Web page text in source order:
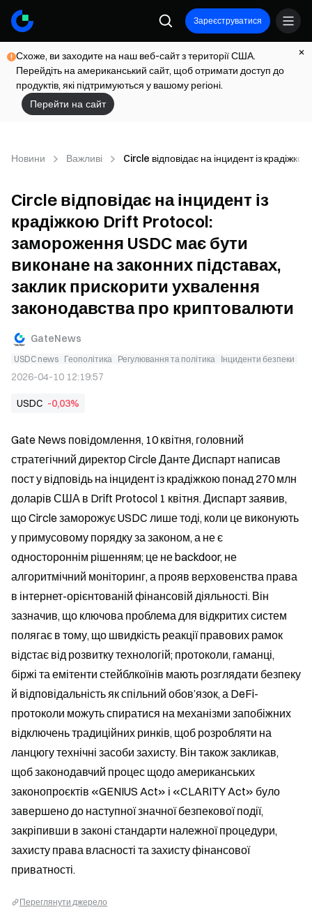
Зареєструватися
Схоже, ви заходите на наш веб-сайт з території США.
Перейдіть на американський сайт, щоб отримати доступ до
продуктів, які підтримуються у вашому регіоні.
Перейти на сайт
Новини Важливі Circle відповідає на інцидент із
Circle відповідає на інцидент із
крадіжкою Drift Protocol:
замороження USDC має бути
виконане на законних підставах,
заклик прискорити ухвалення
законодавства про криптовалюти
GateNews
USDC news Геополітика Регулювання та політика Інциденти безпеки
2026-04-10 12:19:57
USDC -0,03%
Gate News повідомлення, 10 квітня, головний
стратегічний директор Circle Данте Диспарт написав
пост у відповідь на інцидент із крадіжкою понад 270 млн
доларів США в Drift Protocol 1 квітня. Диспарт заявив,
що Circle заморожує USDC лише тоді, коли це виконують
у примусовому порядку за законом, а не є
одностороннім рішенням; це не backdoor, не
алгоритмічний моніторинг, а прояв верховенства права
в інтернет-орієнтованій фінансовій діяльності. Він
зазначив, що ключова проблема для відкритих систем
полягає в тому, що швидкість реакції правових рамок
відстає від розвитку технологій; протоколи, гаманці,
біржі та емітенти стейблкоїнів мають розглядати безпеку
й відповідальність як спільний обов’язок, а DeFi-
протоколи можуть спиратися на механізми запобіжних
відключень традиційних ринків, щоб розробляти на
ланцюгу технічні засоби захисту. Він також закликав,
щоб законодавчий процес щодо американських
законопроєктів «GENIUS Act» і «CLARITY Act» було
завершено до наступної значної безпекової події,
закріпивши в законі стандарти належної процедури,
захисту права власності та захисту фінансової
приватності.
Переглянути джерело